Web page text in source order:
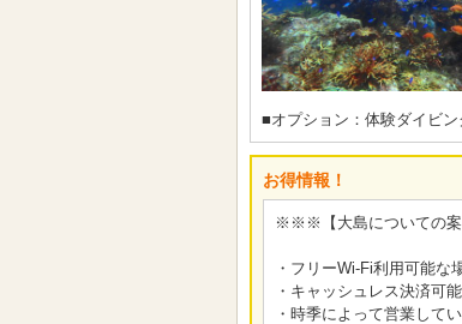
■オプション：体験ダイビン
お得情報！
※※※【大島についての
・フリーWi-Fi利用可能
・キャッシュレス決済可
・時季によって営業して